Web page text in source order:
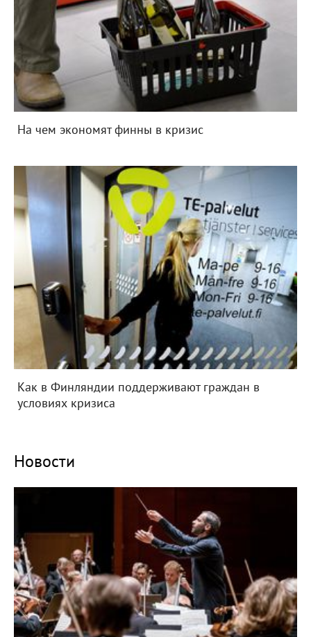
На чем экономят финны в кризис
Как в Финляндии поддерживают граждан в
условиях кризиса
Новости